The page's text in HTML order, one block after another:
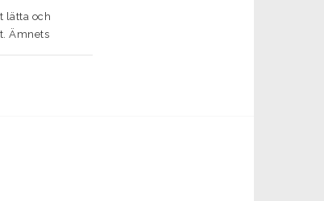
lätta och
Ämnets
serie